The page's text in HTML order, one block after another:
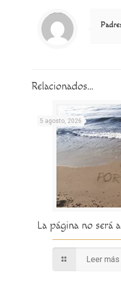
Notice
: Trying to access array offset on value of type null in
/home/misioner/public_html/padresblancos/themes/betheme/includes/content-single.php
on line
286
Relacionados...
5 agosto, 2026
La página no será
Leer más